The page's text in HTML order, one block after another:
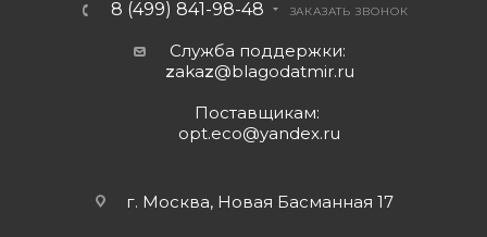
8 (499) 841-98-48 ЗАКАЗАТЬ ЗВОНОК
Служба поддержки:
zakaz@blagodatmir.ru
Поставщикам:
opt.eco@yandex.ru
г. Москва, Новая Басманная 17